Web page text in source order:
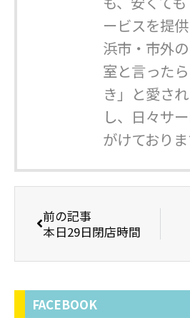
ービスを提
浜市・市外
室と言った
き」と愛さ
し、日々サ
がけておりま
前の記事
本日29日閉店時間
FACEBOOK